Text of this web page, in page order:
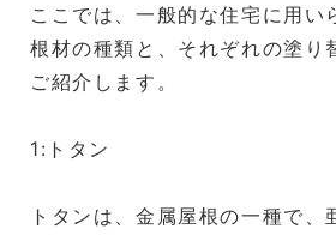
ここでは、一般的な住宅に用い
根材の種類と、それぞれの塗り
ご紹介します。
1:トタン
トタンは、金属屋根の一種で、